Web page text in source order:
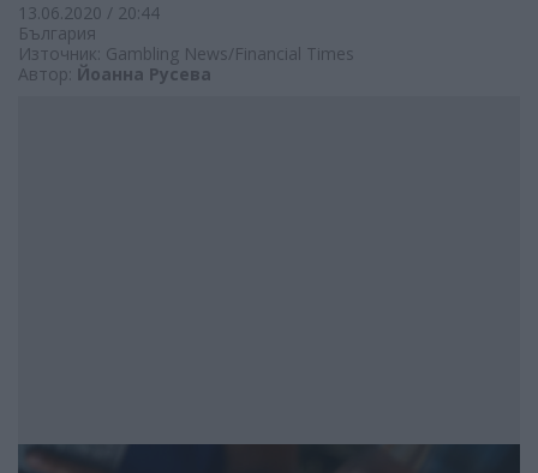
13.06.2020 / 20:44
България
Източник: Gambling News/Financial Times
Автор: Йоанна Русева